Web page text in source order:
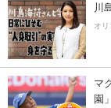
川
オ
マ
園」